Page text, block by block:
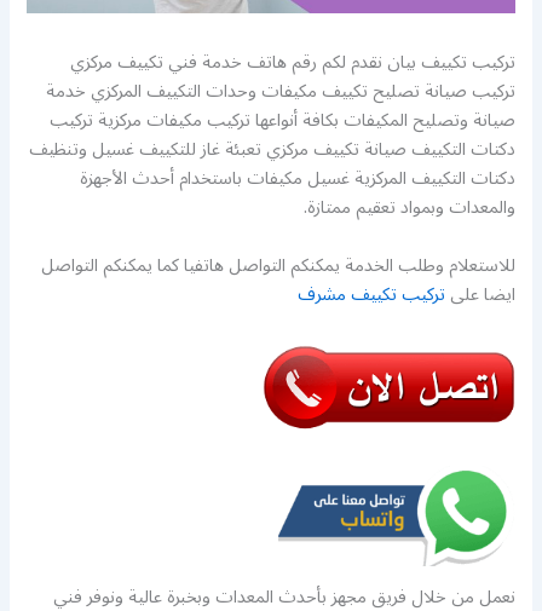
تركيب تكييف بيان نقدم لكم رقم هاتف خدمة فني تكييف مركزي
تركيب صيانة تصليح تكييف مكيفات وحدات التكييف المركزي خدمة
صيانة وتصليح المكيفات بكافة أنواعها تركيب مكيفات مركزية تركيب
دكتات التكييف صيانة تكييف مركزي تعبئة غاز للتكييف غسيل وتنظيف
دكتات التكييف المركزية غسيل مكيفات باستخدام أحدث الأجهزة
والمعدات وبمواد تعقيم ممتازة.
للاستعلام وطلب الخدمة يمكنكم التواصل هاتفيا كما يمكنكم التواصل
ايضا علىتركيب تكييف مشرف
نعمل من خلال فريق مجهز بأحدث المعدات وبخبرة عالية ونوفر فني